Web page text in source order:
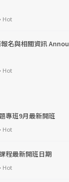
Hot
報名與相關資訊
Hot
專班9月最新開班
Hot
程最新開班日期
Hot